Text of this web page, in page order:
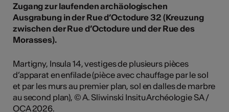
Zugang zur laufenden archäologischen
Ausgrabung in der Rue d’Octodure 32 (Kreuzung
zwischen der Rue d’Octodure und der Rue des
Morasses).
Martigny, Insula 14, vestiges de plusieurs pièces
d’apparat en enfilade (pièce avec chauffage par le sol
et par les murs au premier plan, sol en dalles de marbre
au second plan), © A. Sliwinski Insitu Archéologie SA /
OCA 2026.